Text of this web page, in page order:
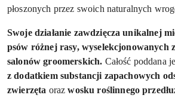
płoszonych przez swoich naturalnych
Swoje działanie zawdzięcza unikalnej
psów różnej rasy, wyselekcjonowanych
salonów groomerskich. Całość poddana
z dodatkiem substancji zapachowych
zwierzęta orazwosku roślinnego